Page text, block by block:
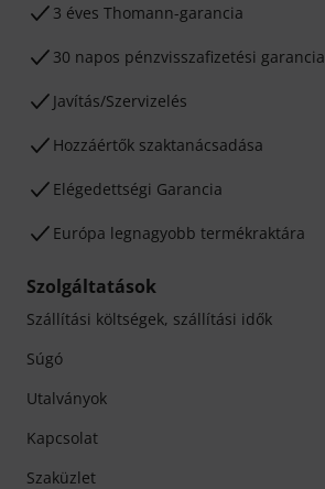
3 éves Thomann-garancia
30 napos pénzvisszafizetési garancia
Javítás/Szervizelés
Hozzáértők szaktanácsadása
Elégedettségi Garancia
Európa legnagyobb termékraktára
Szolgáltatások
Szállítási költségek, szállítási idők
Súgó
Utalványok
Kapcsolat
Szaküzlet